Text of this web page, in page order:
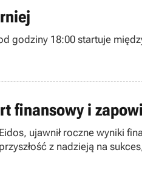
że od dzisiaj od godziny 18:00
finansowy i
ujawnił roczne wyniki
z nadzieją na